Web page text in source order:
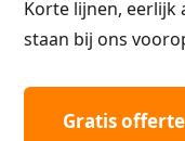
Korte lijnen, eerlijk
staan bij ons
Gratis